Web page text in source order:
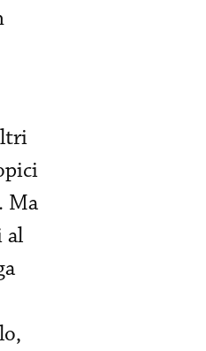
Ma
al